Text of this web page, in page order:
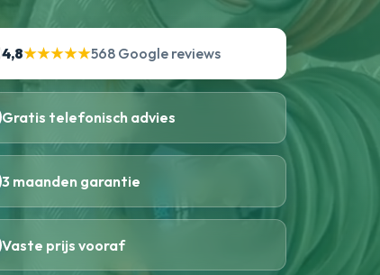
4,8★★★★★568 Google reviews
Gratis telefonisch advies
3 maanden garantie
Vaste prijs vooraf